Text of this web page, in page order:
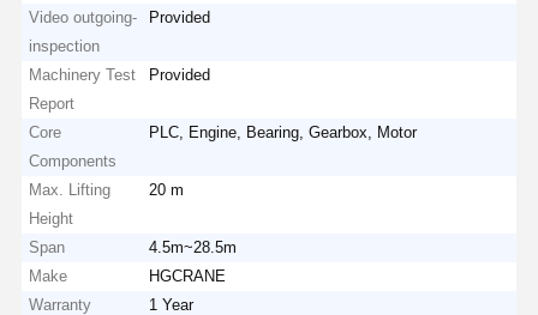
Video outgoing-
inspection
Provided
Machinery Test
Report
Provided
Core
Components
PLC, Engine, Bearing, Gearbox, Motor
Max. Lifting
Height
20 m
Span
4.5m~28.5m
Make
HGCRANE
Warranty
1 Year